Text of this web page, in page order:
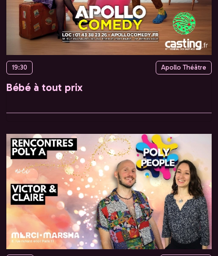
19:30 Apollo Théâtre
Bébé à tout prix